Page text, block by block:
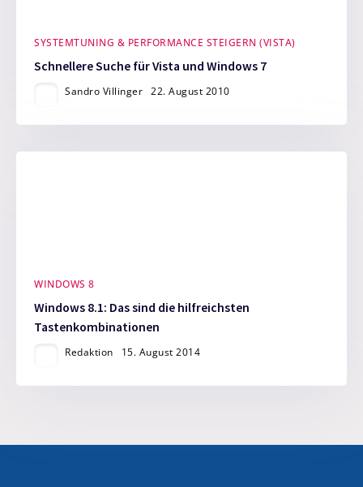
SYSTEMTUNING & PERFORMANCE STEIGERN (VISTA)
Schnellere Suche für Vista und Windows 7
Sandro Villinger 22. August 2010
WINDOWS 8
Windows 8.1: Das sind die hilfreichsten
Tastenkombinationen
Redaktion 15. August 2014